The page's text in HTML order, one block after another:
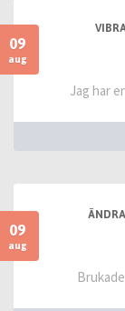
09
aug
Jag har
09
aug